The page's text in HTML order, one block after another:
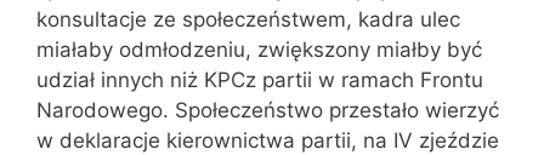
konsultacje ze społeczeństwem, kadra ulec
miałaby odmłodzeniu, zwiększony miałby być
udział innych niż KPCz partii w ramach Frontu
Narodowego. Społeczeństwo przestało wierzyć
w deklaracje kierownictwa partii, na IV zjeździe